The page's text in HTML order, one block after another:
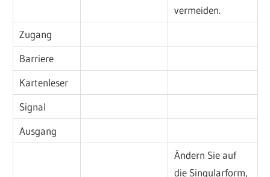
vermeiden.
Zugang
Barriere
Kartenleser
Signal
Ausgang
Ändern Sie auf
die Singularform,